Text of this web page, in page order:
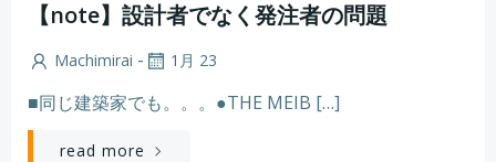
【note】設計者でなく発注者の問題
Machimirai - 1月 23
■同じ建築家でも。。。●THE MEIB […]
read more